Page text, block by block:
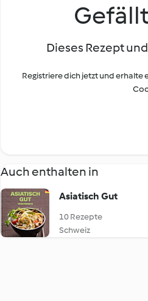
Dieses Rezept
Registriere dich jetzt und erhalte
Auch enthalten in
Asiatisch Gut
10 Rezepte
Schweiz